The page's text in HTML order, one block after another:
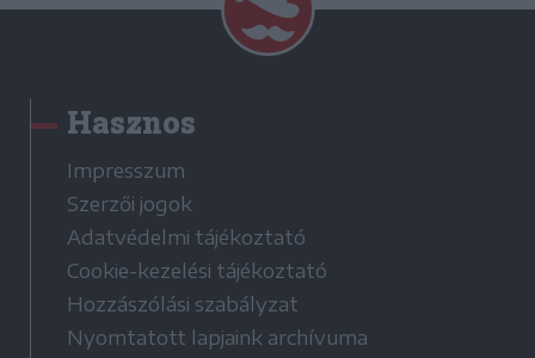
Hasznos
Impresszum
Szerzői jogok
Adatvédelmi tájékoztató
Cookie-kezelési tájékoztató
Hozzászólási szabályzat
Nyomtatott lapjaink archívuma